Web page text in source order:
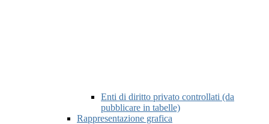
Enti di diritto privato controllati (da
pubblicare in tabelle)
Rappresentazione grafica